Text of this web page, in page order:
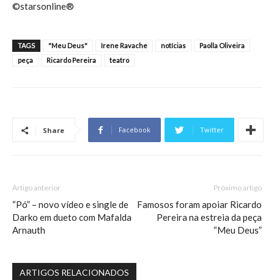
©starsonline®
TAGS "Meu Deus" Irene Ravache notícias
Paolla Oliveira
peça
Ricardo Pereira teatro
Share Facebook Twitter
Artigo anterior
“Pó” – novo vídeo e single de
Darko em dueto com Mafalda
Arnauth
Próximo artigo
Famosos foram apoiar Ricardo
Pereira na estreia da peça
“Meu Deus”
ARTIGOS RELACIONADOS